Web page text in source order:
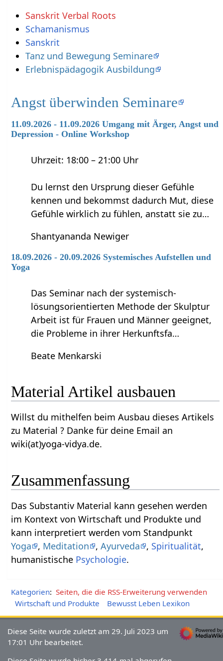
Sanskrit Verbal Roots
Schamanismus
Sanskrit
Tanz und Bewegung Seminare
Erlebnispädagogik Ausbildung
Angst überwinden Seminare
11.09.2026 - 11.09.2026 Umgang mit Ärger, Angst und
Depression - Online Workshop
Uhrzeit: 18:00 – 21:00 Uhr
Du lernst den Ursprung dieser Gefühle
kennen und bekommst dadurch Mut, diese
Gefühle wirklich zu fühlen, anstatt sie zu…
Shantyananda Newiger
18.09.2026 - 20.09.2026 Systemisches Aufstellen und
Yoga
Das Seminar nach der systemisch-
lösungsorientierten Methode der Skulptur
Arbeit ist für Frauen und Männer geeignet,
die Probleme in ihrer Herkunftsfa…
Beate Menkarski
Material‏‎ Artikel ausbauen
Willst du mithelfen beim Ausbau dieses Artikels
zu Material‏‎ ? Danke für deine Email an
wiki(at)yoga-vidya.de.
Zusammenfassung
Das Substantiv Material‏‎ kann gesehen werden
im Kontext von Wirtschaft und Produkte und
kann interpretiert werden vom Standpunkt
Yoga
, Meditation ,Ayurveda , Spiritualität,
humanistische Psychologie.
Kategorien: Seiten, die die RSS-Erweiterung verwenden
Wirtschaft und Produkte
Bewusst Leben Lexikon
Diese Seite wurde zuletzt am 29. Juli 2023 um
17:01 Uhr bearbeitet.